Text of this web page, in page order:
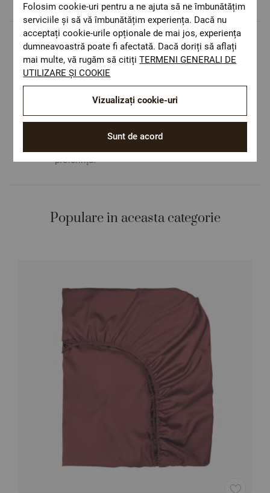
Livrare rapida
Costul de livrare este 19.60 lei pe teritoriul
României.
ОЕКО-ТЕX STANDARD 100
Materiale textile care sunt sigure pentru
sănătatea dumneavoastră.
Design autentic
preferință.
Populare in aceasta categorie
Folosim cookie-uri pentru a ne ajuta să ne îmbunătățim
serviciile și să vă îmbunătățim experiența. Dacă nu
acceptați cookie-urile opționale de mai jos, experiența
dumneavoastră poate fi afectată. Dacă doriți să aflați
mai multe, vă rugăm să citițiTERMENI GENERALI DE
UTILIZARE ȘI COOKIE
Sunt de acord
Vizualizați cookie-uri